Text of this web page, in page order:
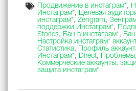
Продвижение в инстаграм*,
Инстаграм*, Целевая
инстаграм*, Zengram,
поддержки Инстаграм*,
Stories, Бан в инстаграм*,
Настройка инстаграм*
Статистика, Профиль
Инстаграм*, Direct, Проблемы,
Коммерческие аккаунты,
защита инстаграм*